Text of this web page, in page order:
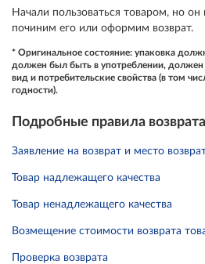
Начали пользоваться товаром, но
починим его или оформим возврат.
* Оригинальное состояние: упаковка
должен был быть в употреблении, должен
вид и потребительские свойства (в том
годности).
Подробные правила возврата
Заявление на возврат и место
Товар надлежащего качества
Товар ненадлежащего качества
Возмещение стоимости возврата
Проверка возврата